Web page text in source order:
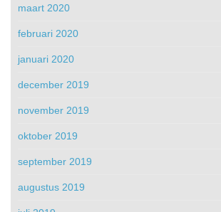
maart 2020
februari 2020
januari 2020
december 2019
november 2019
oktober 2019
september 2019
augustus 2019